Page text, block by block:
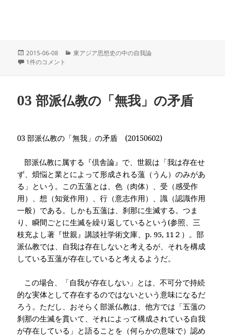
投
稿
2015-06-08
カ
東アジア思想史の中の自我論
04 Nagarjunaの答え？ への
1件のコメント
03 部派仏教の「無我」の矛盾
03部派仏教の「無我」の矛盾(20150602)
部派仏教に属する『倶舎論』で、世親は「我は存在せ
ず、煩悩と業とによって形成される薀（うん）のみがあ
る」という。この五薀とは、色（肉体）、受（感受作
用）、想（知覚作用）、行（意志作用）、識（認識作用
一般）である。しかも五薀は、刹那に生滅する。つま
り、瞬間ごとに生滅を繰り返しているという(参照、 三
枝充よし著『世親』講談社学術文庫、p. 95, 11 ２）。部
派仏教では、自我は存在しないと考えるが、それを構成
している五薀が存在していると考えるようだ。
この場合、「自我が存在しない」とは、不可分で持続
的な実体として存在するのではないという意味になるだ
ろう。ただし、おそらく部派仏教は、他方では「五薀の
刹那の生滅を貫いて、それによって構成されている自我
が存在している」と語ることを（何らかの意味で）認め